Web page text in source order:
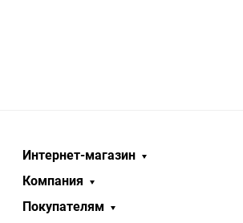
Интернет-магазин
Компания
Покупателям